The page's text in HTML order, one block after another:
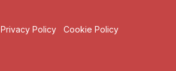
Privacy Policy
Cookie Policy